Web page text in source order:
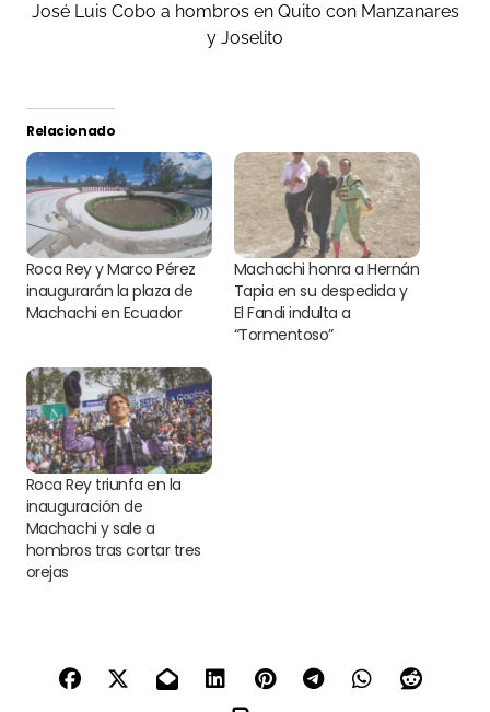
José Luis Cobo a hombros en Quito con Manzanares
y Joselito
Relacionado
Roca Rey y Marco Pérez
inaugurarán la plaza de
Machachi en Ecuador
Machachi honra a Hernán
Tapia en su despedida y
El Fandi indulta a
“Tormentoso”
Roca Rey triunfa en la
inauguración de
Machachi y sale a
hombros tras cortar tres
orejas